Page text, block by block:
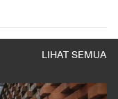
LIHAT SEMUA